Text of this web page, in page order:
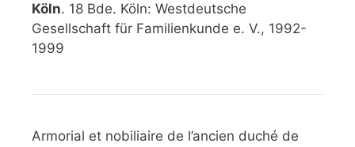
Köln. 18 Bde. Köln: Westdeutsche
Gesellschaft für Familienkunde e. V., 1992-
1999
Armorial et nobiliaire de l’ancien duché de